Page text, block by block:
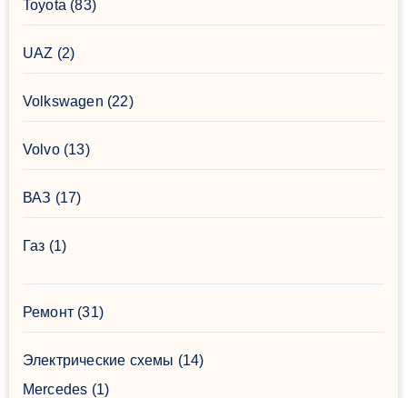
Toyota (83)
UAZ (2)
Volkswagen (22)
Volvo(13)
ВАЗ (17)
Газ (1)
Ремонт(31)
Электрические схемы (14)
Mercedes (1)